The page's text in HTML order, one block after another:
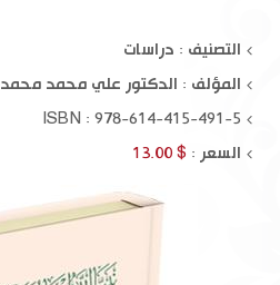
التصنيف : دراسات
المؤلف : الدكتور علي محمد محمد
ISBN : 978-614-415-491-5
السعر : $ 13.00